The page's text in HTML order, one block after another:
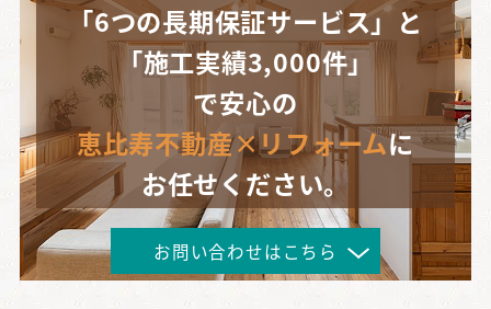
「6つの長期保証サービス」と
「施工実績3,000件」
で安心の
恵比寿不動産×リフォームに
お任せください。
お問い合わせはこちら